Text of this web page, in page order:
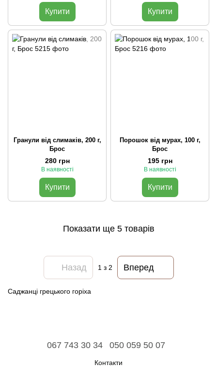
Купити Купити
Гранули від слимаків, 200 г,
Брос
280 грн
В наявності
Купити
Порошок від мурах, 100 г,
Брос
195 грн
В наявності
Купити
Показати ще 5 товарів
Назад 1з 2 Вперед
Саджанці грецького горіха
067 743 30 34 050 059 50 07
Контакти